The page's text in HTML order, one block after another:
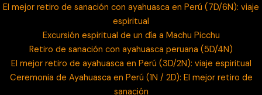
El mejor retiro de sanación con ayahuasca en Perú (7D/6N): viaje
espiritual
Excursión espiritual de un día a Machu Picchu
Retiro de sanación con ayahuasca peruana (5D/4N)
El mejor retiro de ayahuasca en Perú (3D/2N): viaje espiritual
Ceremonia de Ayahuasca en Perú (1N / 2D): El mejor retiro de
sanación